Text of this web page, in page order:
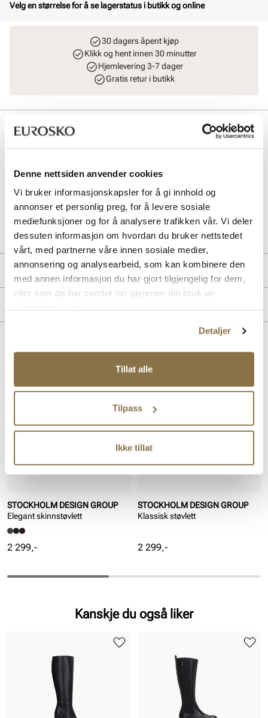
Denne nettsiden anvender cookies
Vi bruker informasjonskapsler for å gi innhold og
annonser et personlig preg, for å levere sosiale
mediefunksjoner og for å analysere trafikken vår. Vi deler
dessuten informasjon om hvordan du bruker nettstedet
vårt, med partnerne våre innen sosiale medier,
annonsering og analysearbeid, som kan kombinere den
med annen informasjon du har gjort tilgjengelig for dem,
eller som de har samlet inn gjennom din bruk av
Detaljer
Tillat alle
Tilpass
Ikke tillat
Velg en størrelse for å se lagerstatus i butikk og online
30 dagers åpent kjøp
Klikk og hent innen 30 minutter
Hjemlevering 3-7 dager
Gratis retur i butikk
Beskrivelse
Tamaris støvlett i glatt skinn med elastisk skaft for optimal passform.
sikrer komfort og slitestyrke. En elegant og tidløs høy støvlett for
Art. nr51137402
Lev. art. nr
1-25517-41
Produktdetaljer
Overdel: Glatt skinn, Syntetisk
For:Textil
Lignende produkter
STOCKHOLM DESIGN GROUP
Elegant skinnstøvlett
Pris
2 299,-
STOCKHOLM DESIGN GROUP
Klassisk støvlett
Pris
2 299,-
Kanskje du også liker